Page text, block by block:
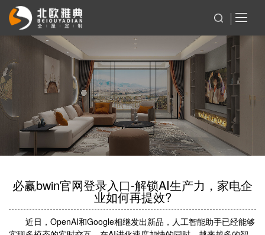
必赢bwin官网登录入口-解锁AI生产力，家电企
业如何再提效?
近日，OpenAI和Google相继发出新品，人工智能助手已经能够